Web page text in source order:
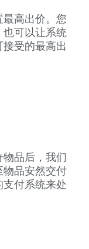
高出价。您
也可以让系统
受的最高出
物品后，我们
物品安然交付
付系统来处